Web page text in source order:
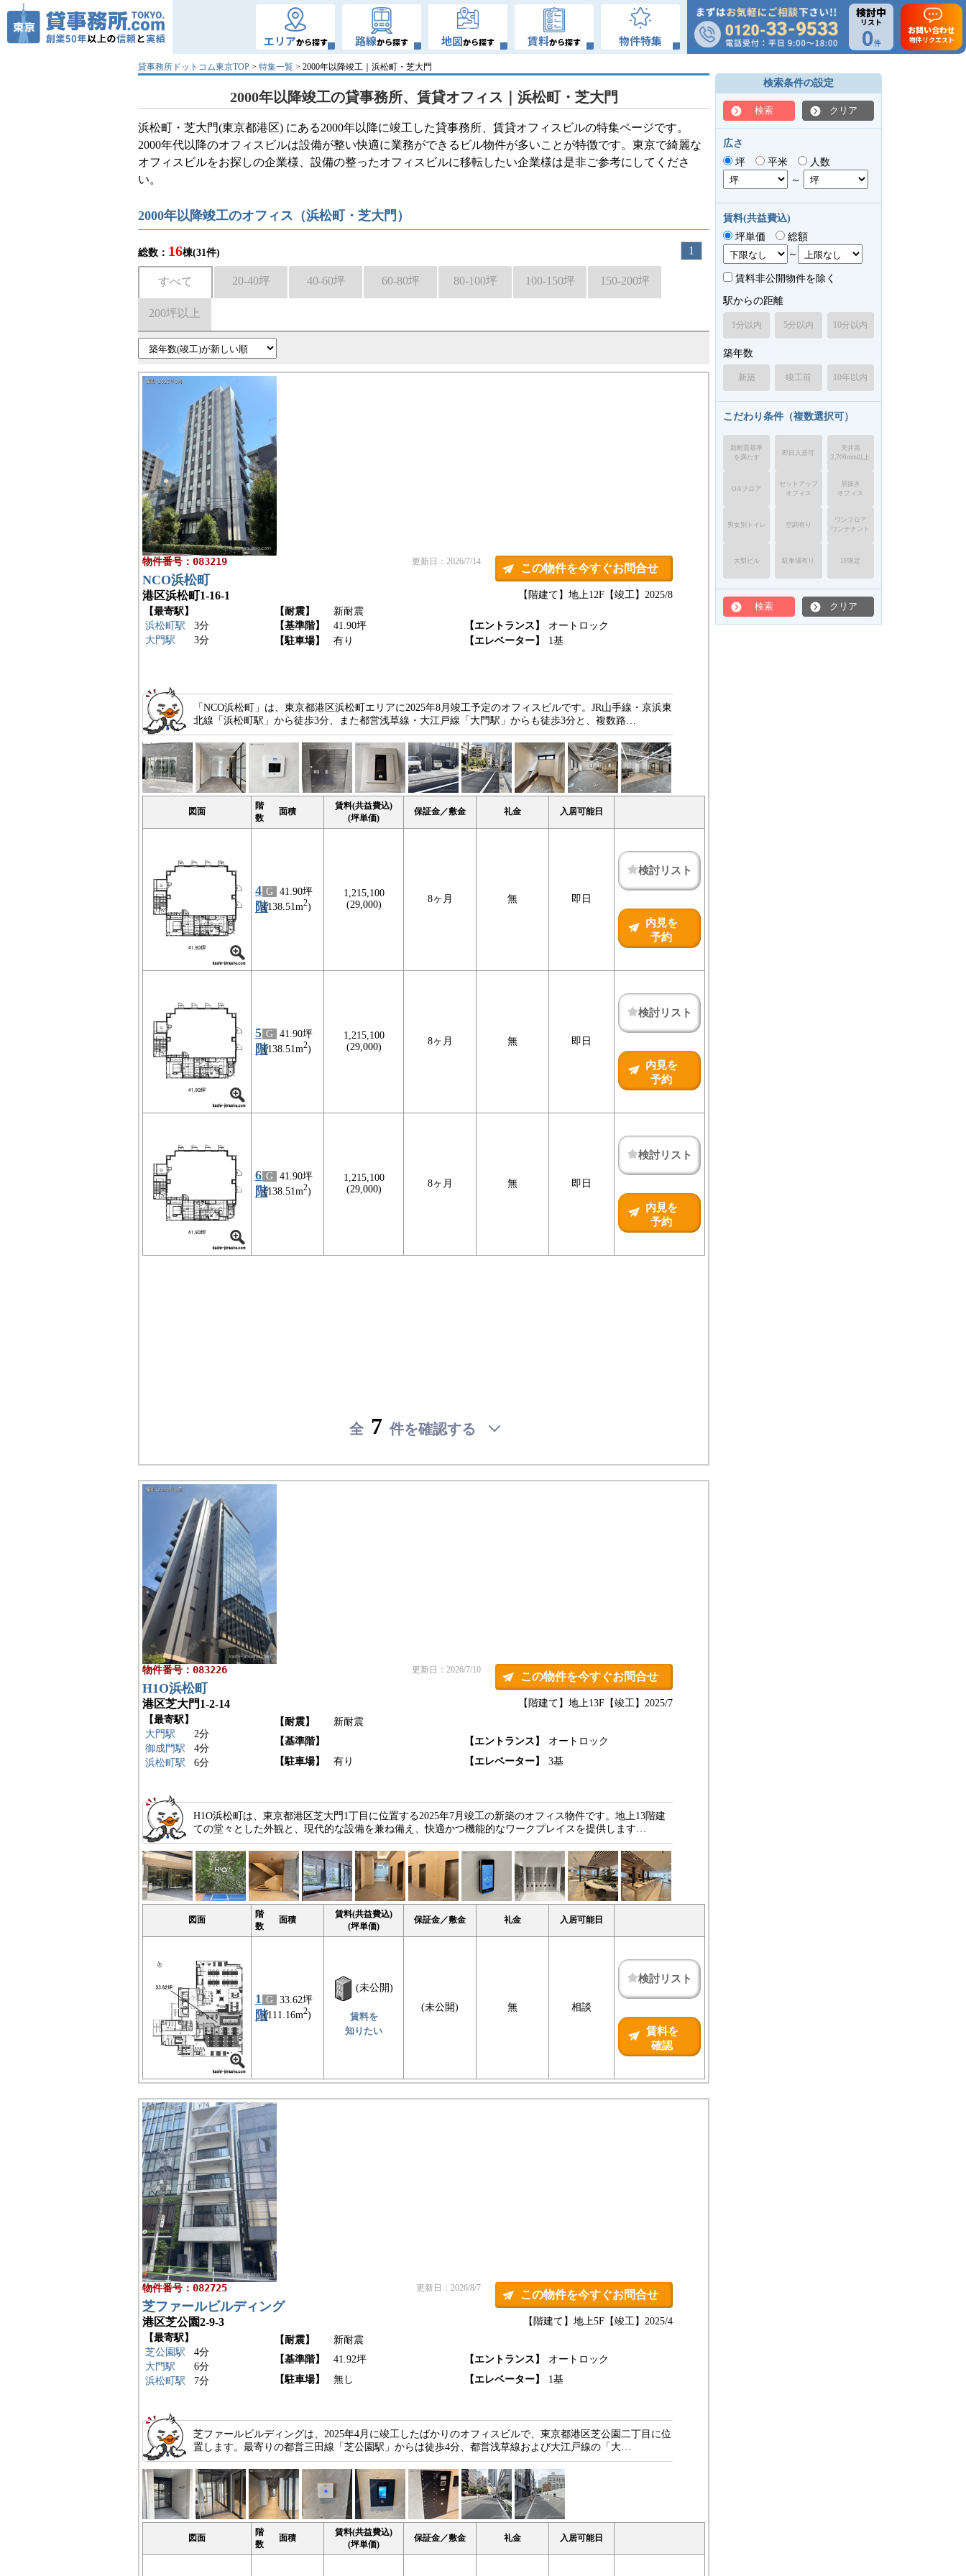
エリアから探す 路線から探す 地図から探す 賃料から探す 物件特集
検討中
リスト
0件
お問い合わせ
物件リクエスト
貸事務所ドットコム東京TOP > 特集一覧 > 2000年以降竣工｜浜松町・芝大門
2000年以降竣工の貸事務所、賃貸オフィス｜浜松町・芝大門
浜松町・芝大門(東京都港区) にある2000年以降に竣工した貸事務所、賃貸オフィスビルの特集ページです。
2000年代以降のオフィスビルは設備が整い快適に業務ができるビル物件が多いことが特徴です。東京で綺麗な
オフィスビルをお探しの企業様、設備の整ったオフィスビルに移転したい企業様は是非ご参考にしてくださ
い。
2000年以降竣工のオフィス（浜松町・芝大門）
総数： 16棟(31件) 1
すべて 20-40坪 40-60坪 60-80坪 80-100坪 100-150坪 150-200坪
200坪以上
物件番号：083219 更新日：2026/7/14
この物件を今すぐお問合せ
NCO浜松町
港区浜松町1-16-1 【竣工】2025/8
【階建て】地上12F
【最寄駅】
浜松町駅
3分
大門駅
3分
【耐震】
新耐震
【基準階】
41.90坪 【エントランス】
オートロック
【駐車場】
有り 【エレベーター】 1基
「NCO浜松町」は、東京都港区浜松町エリアに2025年8月竣工予定のオフィスビルです。JR山手線・京浜東
北線「浜松町駅」から徒歩3分、また都営浅草線・大江戸線「大門駅」からも徒歩3分と、複数路…
図面
階
数
面積
賃料(共益費込)
(坪単価)
保証金／敷金 礼金 入居可能日
4
階
G 41.90坪
(138.51m2)
1,215,100
(29,000)
8ヶ月 無 即日
検討リスト
内見を
予約
5
階
G 41.90坪
(138.51m2)
1,215,100
(29,000)
8ヶ月 無 即日
検討リスト
内見を
予約
6
階
G 41.90坪
(138.51m2)
1,215,100
(29,000)
8ヶ月 無 即日
検討リスト
内見を
予約
全 7 件を確認する
物件番号：083226 更新日：2026/7/10
この物件を今すぐお問合せ
H1O浜松町
港区芝大門1-2-14 【竣工】2025/7
【階建て】地上13F
【最寄駅】
大門駅
2分
御成門駅
4分
浜松町駅
6分
【耐震】
新耐震
【基準階】
【エントランス】
オートロック
【駐車場】
有り 【エレベーター】 3基
H1O浜松町は、東京都港区芝大門1丁目に位置する2025年7月竣工の新築のオフィス物件です。地上13階建
ての堂々とした外観と、現代的な設備を兼ね備え、快適かつ機能的なワークプレイスを提供します…
図面
階
数
面積
賃料(共益費込)
(坪単価)
保証金／敷金 礼金 入居可能日
12
階
G 33.62坪
(111.16m2)
(未公開)
賃料を
知りたい
(未公開) 無 相談
検討リスト
賃料を
確認
物件番号：082725 更新日：2026/8/7
この物件を今すぐお問合せ
芝ファールビルディング
港区芝公園2-9-3 【竣工】2025/4
【階建て】地上5F
【最寄駅】
芝公園駅
4分
大門駅
6分
浜松町駅
7分
【耐震】
新耐震
【基準階】
41.92坪 【エントランス】
オートロック
【駐車場】
無し 【エレベーター】 1基
芝ファールビルディングは、2025年4月に竣工したばかりのオフィスビルで、東京都港区芝公園二丁目に位
置します。最寄りの都営三田線「芝公園駅」からは徒歩4分、都営浅草線および大江戸線の「大…
図面
階
数
面積
賃料(共益費込)
(坪単価)
保証金／敷金 礼金 入居可能日
検索条件の設定
検索 クリア
広さ
坪
平米
人数
～
賃料(共益費込)
坪単価
総額
～
賃料非公開物件を除く
駅からの距離
1分以内 5分以内 10分以内
築年数
新築 竣工前 10年以内
こだわり条件（複数選択可）
新耐震基準
を満たす
即日入居可
天井高
2,700mm以上
OAフロア
セットアップ
オフィス
居抜き
オフィス
男女別トイレ 空調有り
ワンフロア
ワンテナント
大型ビル 駐車場有り 1F限定
検索 クリア